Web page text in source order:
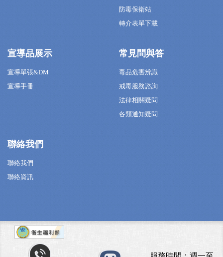
防毒保衛站
轉介表單下載
宣導品展示
宣導單張&DM
宣導手冊
常見問與答
毒品危害辨識
戒毒服務諮詢
法律相關疑問
各類通知疑問
聯絡我們
聯絡我們
聯絡資訊